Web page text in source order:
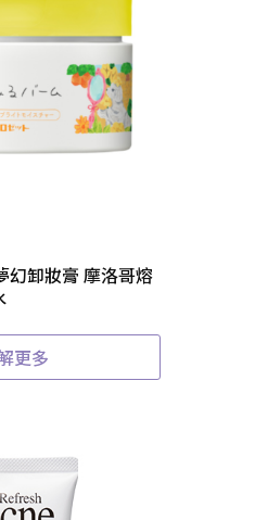
幻卸妝膏 摩洛哥熔
更多